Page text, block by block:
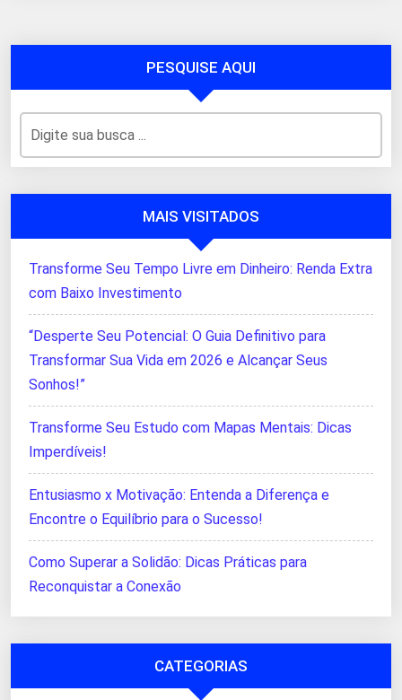
PESQUISE AQUI
MAIS VISITADOS
Transforme Seu Tempo Livre em Dinheiro: Renda Extra
com Baixo Investimento
“Desperte Seu Potencial: O Guia Definitivo para
Transformar Sua Vida em 2026 e Alcançar Seus
Sonhos!”
Transforme Seu Estudo com Mapas Mentais: Dicas
Imperdíveis!
Entusiasmo x Motivação: Entenda a Diferença e
Encontre o Equilíbrio para o Sucesso!
Como Superar a Solidão: Dicas Práticas para
Reconquistar a Conexão
CATEGORIAS